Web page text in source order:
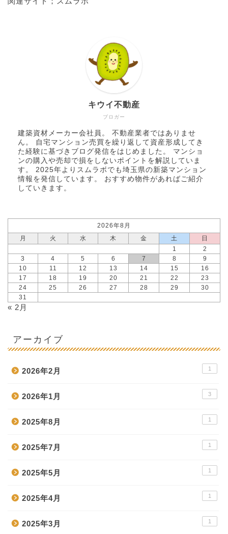
ブロガー
キウイ不動産
建築資材メーカー会社員。 不動産業者ではありませ
ん。 自宅マンション売買を繰り返して資産形成してき
た経験に基づきブログ発信をはじめました。 マンショ
ンの購入や売却で損をしないポイントを解説していま
す。 2025年より スムラボ でも埼玉県の新築マンション
情報を発信しています。 おすすめ物件があればご紹介
していきます。
2026年8月
月
火 水 木 金 土
日
1
2
3
4 5 6 7 8
9
10
11 12 13 14 15
16
17
18 19 20 21 22
23
24
25 26 27 28 29
30
31
« 2月
アーカイブ
2026年2月 1
2026年1月 3
2025年8月 1
2025年7月 1
2025年5月 1
2025年4月 1
2025年3月 1